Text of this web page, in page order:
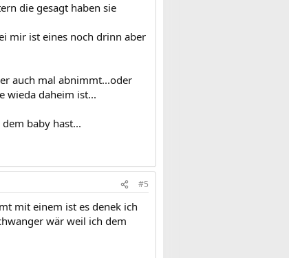
die gesagt haben sie
mir ist eines noch drinn aber
auch mal abnimmt...oder
wieda daheim ist...
baby hast...
#5
mit einem ist es denek ich
wär weil ich dem